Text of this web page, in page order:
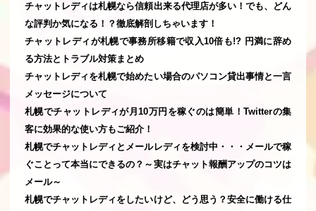
チャットレディは札幌なら信頼出来る代理店が多い！でも、どん
な評判か気になる！？徹底解剖しちゃいます！
チャットレディが札幌で事務所移籍で収入10倍も!? 円満に辞め
る方法とトラブル対策まとめ
チャットレディを札幌で始めたい場合のパソコン貸出事情と一言
メッセージについて
札幌でチャットレディが月10万円を稼ぐのは簡単！Twitterの集
客に効果的な使い方もご紹介！
札幌でチャットレディとメールレディを検討中・・・メールで稼
ぐことって本当にできるの？～実はチャット報酬アップのコツは
メール～
札幌でチャットレディをしたいけど、どう思う？安全に働ける仕